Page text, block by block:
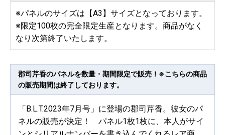
※パネルのサイズは【A3】サイズとなっております。
※限定100枚の完全限定生産となります。商品がなく
なり次第終了いたします。
郡司芹香のパネルを数量・期間限定で販売！※こちらの商品
の販売期間は終了しております。
「B.L.T.2023年7月号」に登場の郡司芹香。彼女のパ
ネルの販売が決定！ パネル1枚1枚に、本人がサイ